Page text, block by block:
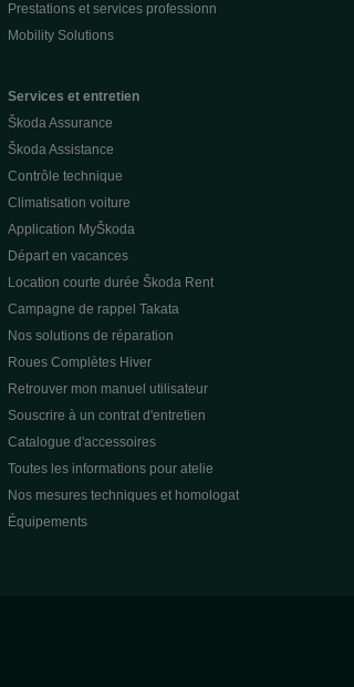
Prestations et services professionn
Mobility Solutions
Services et entretien
Škoda Assurance
Škoda Assistance
Contrôle technique
Climatisation voiture
Application MyŠkoda
Départ en vacances
Location courte durée Škoda Rent
Campagne de rappel Takata
Nos solutions de réparation
Roues Complètes Hiver
Retrouver mon manuel utilisateur
Souscrire à un contrat d'entretien
Catalogue d'accessoires
Toutes les informations pour atelie
Nos mesures techniques et homologat
Équipements